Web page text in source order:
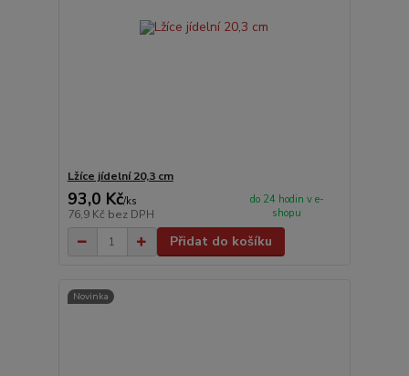
Lžíce jídelní 20,3 cm
93,0 Kč/ks
76,9 Kč bez DPH
do 24 hodin v e-
shopu
Přidat do košíku
Novinka